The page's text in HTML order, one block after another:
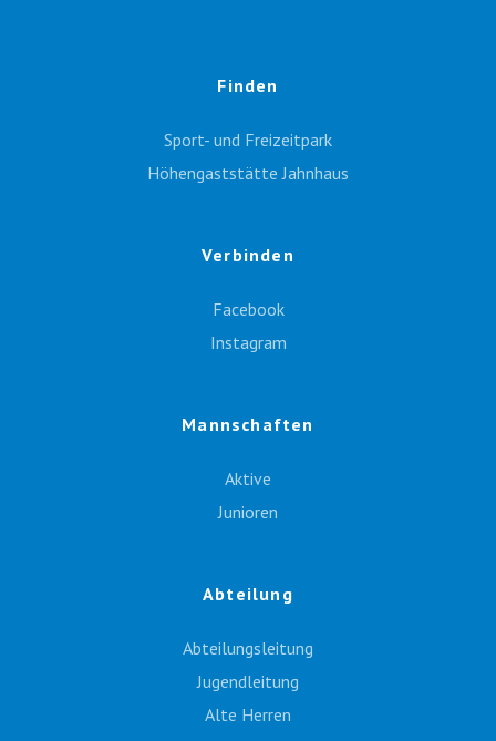
Finden
Sport- und Freizeitpark
Höhengaststätte Jahnhaus
Verbinden
Facebook
Instagram
Mannschaften
Aktive
Junioren
Abteilung
Abteilungsleitung
Jugendleitung
Alte Herren